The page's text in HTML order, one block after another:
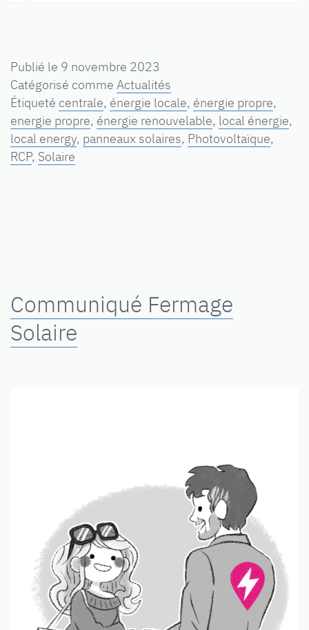
Publié le 9 novembre 2023
Catégorisé comme Actualités
Étiqueté centrale, énergie locale, énergie propre,
energie propre, énergie renouvelable, local énergie,
local energy, panneaux solaires, Photovoltaïque,
RCP, Solaire
Communiqué Fermage
Solaire